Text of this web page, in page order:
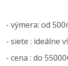
- výmera: od
- siete : ideálne
- cena : do